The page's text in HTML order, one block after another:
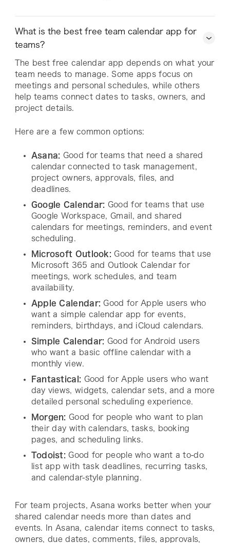
What is the best free team calendar app for
teams?
The best free calendar app depends on what your
team needs to manage. Some apps focus on
meetings and personal schedules, while others
help teams connect dates to tasks, owners, and
project details.
Here are a few common options:
Asana: Good for teams that need a shared
calendar connected to task management,
project owners, approvals, files, and
deadlines.
Google Calendar: Good for teams that use
Google Workspace, Gmail, and shared
calendars for meetings, reminders, and event
scheduling.
Microsoft Outlook: Good for teams that use
Microsoft 365 and Outlook Calendar for
meetings, work schedules, and team
availability.
Apple Calendar: Good for Apple users who
want a simple calendar app for events,
reminders, birthdays, and iCloud calendars.
Simple Calendar: Good for Android users
who want a basic offline calendar with a
monthly view.
Fantastical: Good for Apple users who want
day views, widgets, calendar sets, and a more
detailed personal scheduling experience.
Morgen: Good for people who want to plan
their day with calendars, tasks, booking
pages, and scheduling links.
Todoist: Good for people who want a to-do
list app with task deadlines, recurring tasks,
and calendar-style planning.
For team projects, Asana works better when your
shared calendar needs more than dates and
events. In Asana, calendar items connect to tasks,
owners, due dates, comments, files, approvals,